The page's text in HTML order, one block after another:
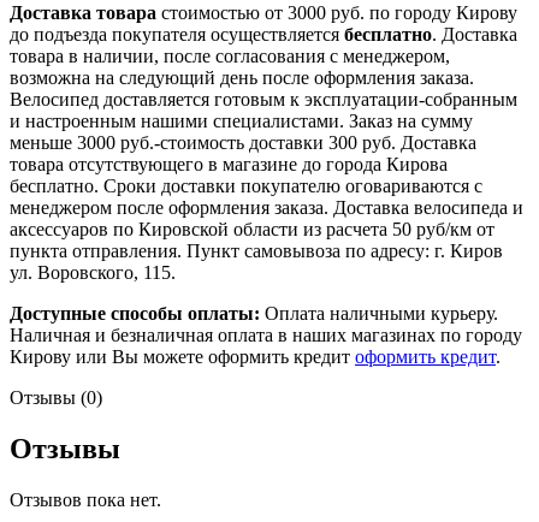
Доставка товара стоимостью от 3000 руб. по городу Кирову
до подъезда покупателя осуществляется бесплатно. Доставка
товара в наличии, после согласования с менеджером,
возможна на следующий день после оформления заказа.
Велосипед доставляется готовым к эксплуатации-собранным
и настроенным нашими специалистами. Заказ на сумму
меньше 3000 руб.-стоимость доставки 300 руб. Доставка
товара отсутствующего в магазине до города Кирова
бесплатно. Сроки доставки покупателю оговариваются с
менеджером после оформления заказа. Доставка велосипеда и
аксессуаров по Кировской области из расчета 50 руб/км от
пункта отправления. Пункт самовывоза по адресу: г. Киров
ул. Воровского, 115.
Доступные способы оплаты: Оплата наличными курьеру.
Наличная и безналичная оплата в наших магазинах по городу
Кирову или Вы можете оформить кредит оформить кредит.
Отзывы (0)
Отзывы
Отзывов пока нет.